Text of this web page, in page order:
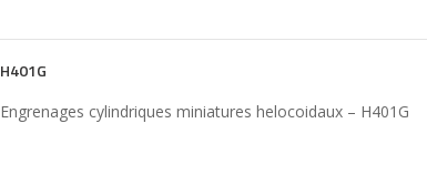
H401G
Engrenages cylindriques miniatures helocoidaux – H401G